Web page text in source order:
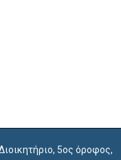
5ος όροφος,